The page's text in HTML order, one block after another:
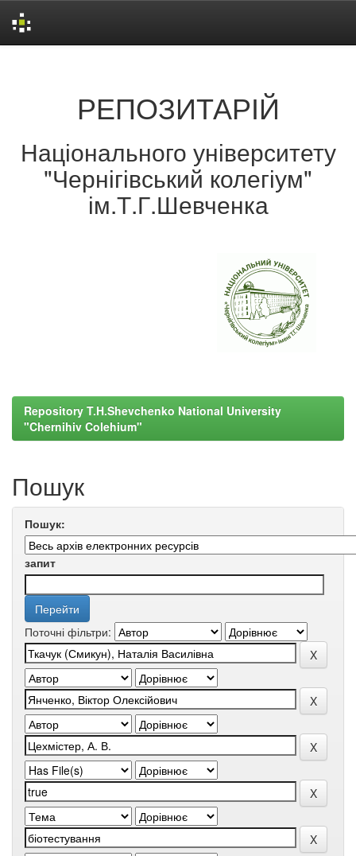
РЕПОЗИТАРІЙ
Національного університету
"Чернігівський колегіум"
ім.Т.Г.Шевченка
Repository T.H.Shevchenko National University
"Chernihiv Colehium"
Пошук
Пошук:
запит
Поточні фільтри: